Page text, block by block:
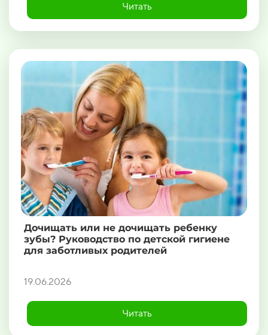
Читать
Дочищать или не дочищать ребенку
зубы? Руководство по детской гигиене
для заботливых родителей
19.06.2026
Читать